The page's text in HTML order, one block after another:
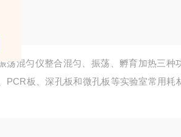
荡混匀仪整合混匀、振荡、孵育加热三种
PCR板、深孔板和微孔板等实验室常用耗